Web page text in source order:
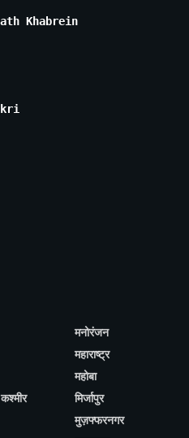
Khabrein
मनोरंजन
महाराष्ट्र
महोबा
मिर्जापुर
मुज़फ्फरनगर